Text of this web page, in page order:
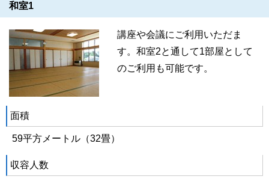
和室1
講座や会議にご利用いただま
す。和室2と通して1部屋として
のご利用も可能です。
面積
59平方メートル（32畳）
収容人数